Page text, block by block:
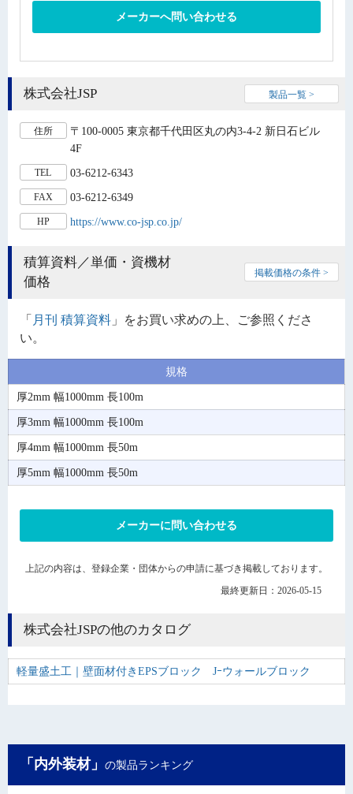
メーカーへ問い合わせる
株式会社JSP 製品一覧 >
住所
〒100-0005 東京都千代田区丸の内3-4-2 新日石ビル
4F
TEL 03-6212-6343
FAX 03-6212-6349
HP https://www.co-jsp.co.jp/
積算資料／単価・資機材
価格
掲載価格の条件 >
「 月刊 積算資料 」をお買い求めの上、ご参照くださ
い。
規格
厚2mm 幅1000mm 長100m
厚3mm 幅1000mm 長100m
厚4mm 幅1000mm 長50m
厚5mm 幅1000mm 長50m
メーカーに問い合わせる
上記の内容は、登録企業・団体からの申請に基づき掲載しております。
最終更新日：2026-05-15
株式会社JSPの他のカタログ
軽量盛土工｜壁面材付きEPSブロック Jｰウォールブロック
「内外装材」 の製品ランキング